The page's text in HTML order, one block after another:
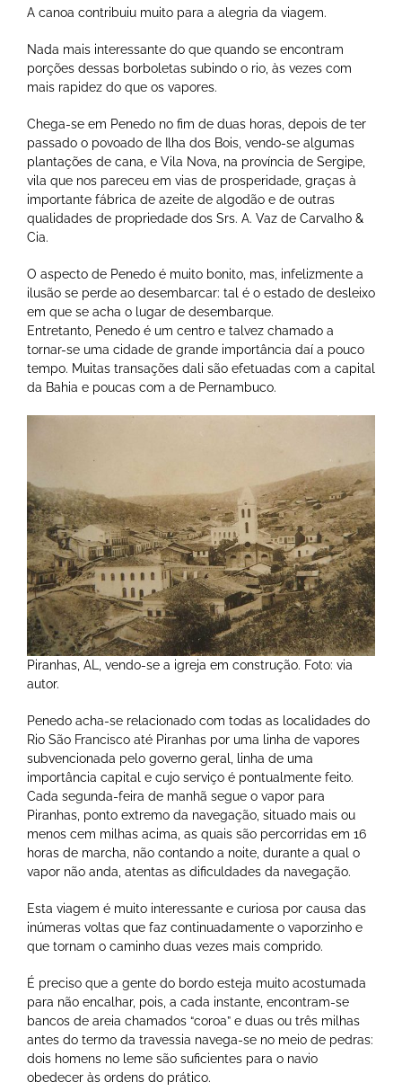
A canoa contribuiu muito para a alegria da viagem.
Nada mais interessante do que quando se encontram
porções dessas borboletas subindo o rio, às vezes com
mais rapidez do que os vapores.
Chega-se em Penedo no fim de duas horas, depois de ter
passado o povoado de Ilha dos Bois, vendo-se algumas
plantações de cana, e Vila Nova, na província de Sergipe,
vila que nos pareceu em vias de prosperidade, graças à
importante fábrica de azeite de algodão e de outras
qualidades de propriedade dos Srs. A. Vaz de Carvalho &
Cia.
O aspecto de Penedo é muito bonito, mas, infelizmente a
ilusão se perde ao desembarcar: tal é o estado de desleixo
em que se acha o lugar de desembarque.
Entretanto, Penedo é um centro e talvez chamado a
tornar-se uma cidade de grande importância daí a pouco
tempo. Muitas transações dali são efetuadas com a capital
da Bahia e poucas com a de Pernambuco.
Piranhas, AL, vendo-se a igreja em construção. Foto: via
autor.
Penedo acha-se relacionado com todas as localidades do
Rio São Francisco até Piranhas por uma linha de vapores
subvencionada pelo governo geral, linha de uma
importância capital e cujo serviço é pontualmente feito.
Cada segunda-feira de manhã segue o vapor para
Piranhas, ponto extremo da navegação, situado mais ou
menos cem milhas acima, as quais são percorridas em 16
horas de marcha, não contando a noite, durante a qual o
vapor não anda, atentas as dificuldades da navegação.
Esta viagem é muito interessante e curiosa por causa das
inúmeras voltas que faz continuadamente o vaporzinho e
que tornam o caminho duas vezes mais comprido.
É preciso que a gente do bordo esteja muito acostumada
para não encalhar, pois, a cada instante, encontram-se
bancos de areia chamados “coroa” e duas ou três milhas
antes do termo da travessia navega-se no meio de pedras:
dois homens no leme são suficientes para o navio
obedecer às ordens do prático.